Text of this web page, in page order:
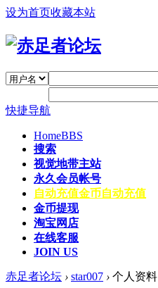
设为首页收藏本站
快捷导航
HomeBBS
搜索
视觉地带主站
永久会员帐号
自动充值金币自动充值
金币提现
淘宝网店
在线客服
JOIN US
赤足者论坛 › star007 › 个人资料